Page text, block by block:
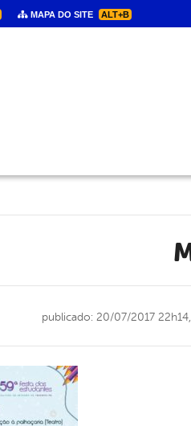
MAPA DO SITE ALT+B
publicado: 20/07/2017 22h14,